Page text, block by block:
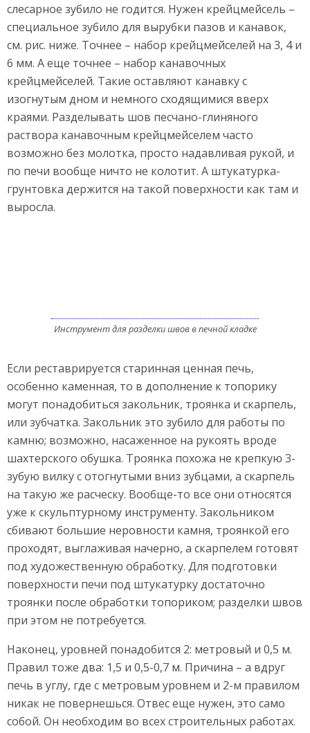
слесарное зубило не годится. Нужен крейцмейсель –
специальное зубило для вырубки пазов и канавок,
см. рис. ниже. Точнее – набор крейцмейселей на 3, 4 и
6 мм. А еще точнее – набор канавочных
крейцмейселей. Такие оставляют канавку с
изогнутым дном и немного сходящимися вверх
краями. Разделывать шов песчано-глиняного
раствора канавочным крейцмейселем часто
возможно без молотка, просто надавливая рукой, и
по печи вообще ничто не колотит. А штукатурка-
грунтовка держится на такой поверхности как там и
выросла.
Инструмент для разделки швов в печной кладке
Если реставрируется старинная ценная печь,
особенно каменная, то в дополнение к топорику
могут понадобиться закольник, троянка и скарпель,
или зубчатка. Закольник это зубило для работы по
камню; возможно, насаженное на рукоять вроде
шахтерского обушка. Троянка похожа не крепкую 3-
зубую вилку с отогнутыми вниз зубцами, а скарпель
на такую же расческу. Вообще-то все они относятся
уже к скульптурному инструменту. Закольником
сбивают большие неровности камня, троянкой его
проходят, выглаживая начерно, а скарпелем готовят
под художественную обработку. Для подготовки
поверхности печи под штукатурку достаточно
троянки после обработки топориком; разделки швов
при этом не потребуется.
Наконец, уровней понадобится 2: метровый и 0,5 м.
Правил тоже два: 1,5 и 0,5-0,7 м. Причина – а вдруг
печь в углу, где с метровым уровнем и 2-м правилом
никак не повернешься. Отвес еще нужен, это само
собой. Он необходим во всех строительных работах.